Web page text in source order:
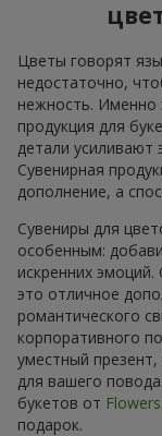
Цветы говорят
недостаточно,
нежность. Именно
продукция для
детали
Сувенирная
дополнение, а
Сувениры для
особенным:
искренних
это отличное
романтического
корпоративного
уместный
для вашего
букетов от
подарок.